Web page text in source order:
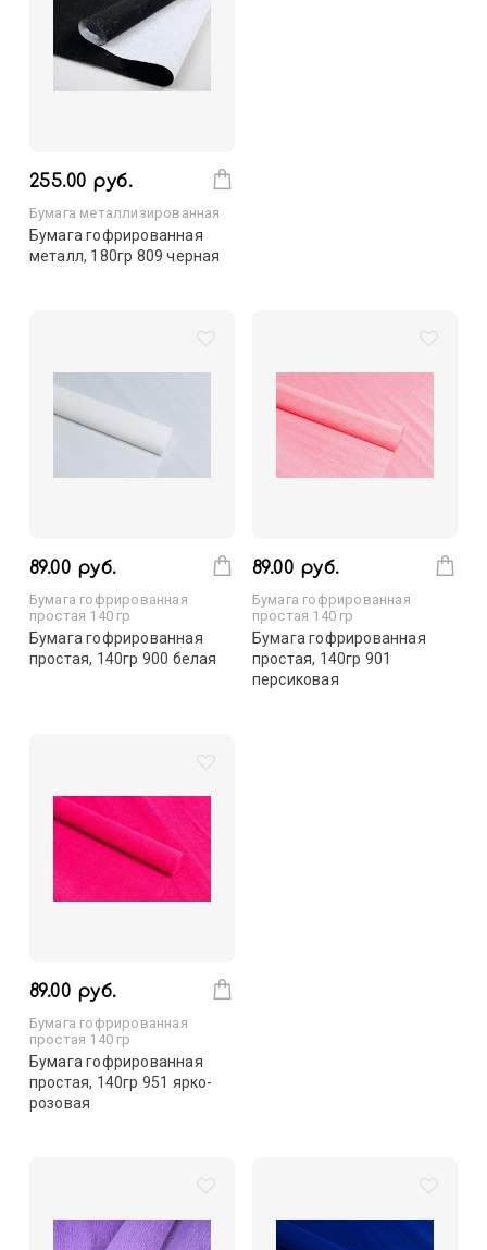
255.00 руб.
Бумага металлизированная
Бумага гофрированная
металл, 180гр 809 черная
89.00 руб.
Бумага гофрированная
простая 140 гр
Бумага гофрированная
простая, 140гр 900 белая
89.00 руб.
Бумага гофрированная
простая 140 гр
Бумага гофрированная
простая, 140гр 901
персиковая
89.00 руб.
Бумага гофрированная
простая 140 гр
Бумага гофрированная
простая, 140гр 951 ярко-
розовая